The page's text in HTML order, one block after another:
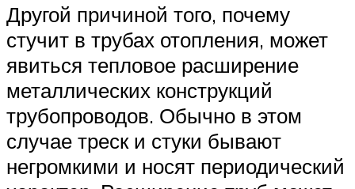
Другой причиной того, почему
стучит в трубах отопления, может
явиться тепловое расширение
металлических конструкций
трубопроводов. Обычно в этом
случае треск и стуки бывают
негромкими и носят периодический